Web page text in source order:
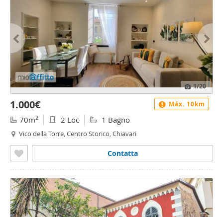
1/20
1.000€
70m2 2 Loc 1 Bagno
Vico della Torre, Centro Storico, Chiavari
Contatta
Máx. 10km